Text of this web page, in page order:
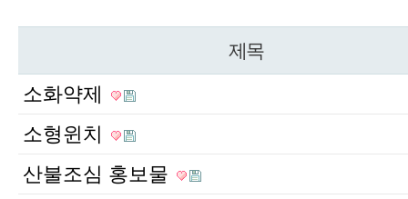
제목
소화약제
소형윈치
산불조심 홍보물